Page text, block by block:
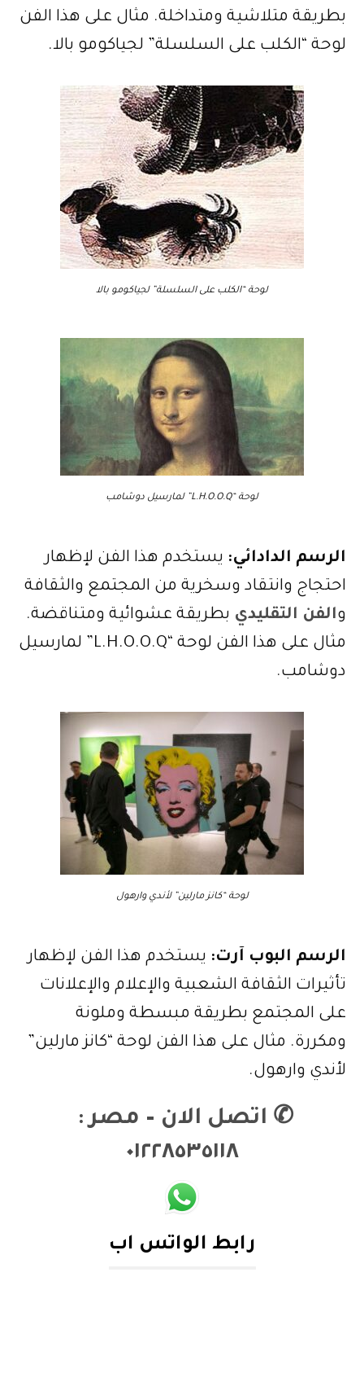
بطريقة متلاشية ومتداخلة. مثال على هذا الفن
لوحة “الكلب على السلسلة” لجياكومو بالا.
لوحة “الكلب على السلسلة” لجياكومو بالا
لوحة “L.H.O.O.Q” لمارسيل دوشامب
الرسم الدادائي: يستخدم هذا الفن لإظهار
احتجاج وانتقاد وسخرية من المجتمع والثقافة
والفن التقليدي بطريقة عشوائية ومتناقضة.
مثال على هذا الفن لوحة “L.H.O.O.Q” لمارسيل
دوشامب.
لوحة “كانز مارلين” لأندي وارهول
الرسم البوب آرت: يستخدم هذا الفن لإظهار
تأثيرات الثقافة الشعبية والإعلام والإعلانات
على المجتمع بطريقة مبسطة وملونة
ومكررة. مثال على هذا الفن لوحة “كانز مارلين”
لأندي وارهول.
✆ اتصل الان – مصر :
٠١٢٢٨٥٣٥١١٨
رابط الواتس اب